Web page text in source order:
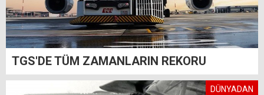
TGS'DE TÜM ZAMANLARIN REKORU
DÜNYADAN